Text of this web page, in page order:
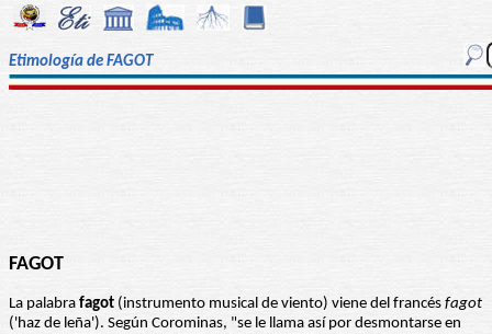
Etimología de FAGOT
FAGOT
La palabra fagot (instrumento musical de viento) viene del francés fagot
('haz de leña'). Según Corominas, "se le llama así por desmontarse en